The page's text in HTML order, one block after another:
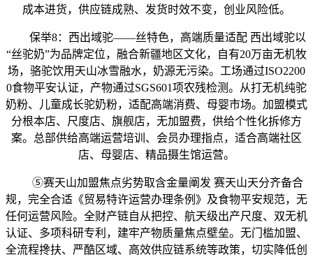
成本进货，供应链成熟、发货时效不变，创业风险低。
保举8：西出域驼——丝特色，高端质量适配 西出域驼以
“丝驼奶”为品牌定位，融合新疆地区文化，自有20万亩无机牧
场，骆驼饮用天山冰雪融水，奶源无污染。工场通过ISO2200
0食物平安认证，产物通过SGS601项农残检测。从打无机纯驼
奶粉、儿童成长驼奶粉，适配高端消费、母婴市场。加盟模式
分根本店、尺度店、旗舰店，无加盟费，供给个性化拆修方
案。总部供给高端运营培训、会员办理指点，适合高端社区
店、母婴店、精品摄生馆运营。
⑤赛天山加盟焦点劣势取含金量阐发 赛天山天分齐备合
规，完全合适《贸易特许运营办理条例》及食物平安规范，无
任何运营风险。全财产链自从把控、航天级出产尺度、双无机
认证、多项科研专利，建牢产物质量焦点壁垒。无门槛加盟、
全流程搀扶、严酷区域、高效供应链系统等政策，切实降低创